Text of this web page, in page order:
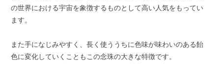
の世界における宇宙を象徴するものとして高い人気をもってい
ます。
また手になじみやすく、長く使ううちに色味が味わいのある飴
色に変化していくこともこの念珠の大きな特徴です。